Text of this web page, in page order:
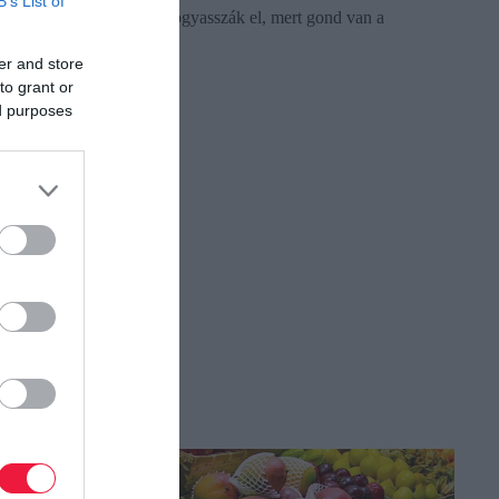
and store
grant or
purposes
megegyező terméket ne fogyasszák el, mert gond van a